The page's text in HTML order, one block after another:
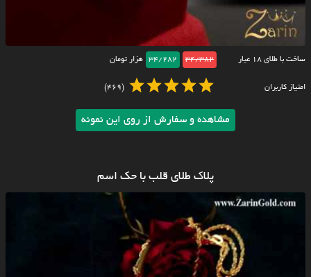
ساخت با طلای ۱۸ عیار 34/382
34/282 هزار تومان
امتیاز کاربران (469)
مشاهده و سفارش از روی این نمونه
پلاک طلای قلب با حک اسم